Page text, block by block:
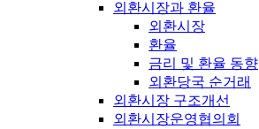
외환시장과 환율
외환시장
환율
금리 및 환율 동향
외환당국 순거래
외환시장 구조개선
외환시장운영협의회